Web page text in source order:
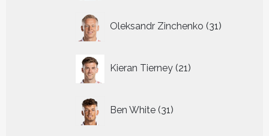
Oleksandr Zinchenko 31
producten
Kieran Tierney 21
producten
Ben White 31
producten